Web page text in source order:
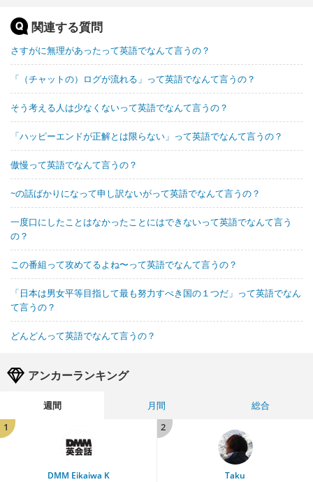
関連する質問
さすがに無理があったって英語でなんて言うの？
「（チャットの）ログが流れる」って英語でなんて言うの？
そう考える人は少なくないって英語でなんて言うの？
「ハッピーエンドが正解とは限らない」って英語でなんて言うの？
傲慢って英語でなんて言うの？
~の話ばかりになって申し訳ないがって英語でなんて言うの？
一度口にしたことはなかったことにはできないって英語でなんて言う
の？
この番組って攻めてるよね〜って英語でなんて言うの？
「日本は男女平等目指して最も努力すべき国の１つだ」って英語でなん
て言うの？
どんどんって英語でなんて言うの？
アンカーランキング
週間 月間
総合
1
DMM Eikaiwa K
2
Taku